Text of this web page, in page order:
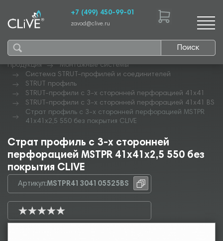
Поиск
+7 (499) 450-99-01
zavod@clive.ru
Продукция
Монтажные системы
Система STRUT-профилей и соединителей
STRUT профиль
STRUT-профили с 3-х сторонней перфорацией 41х41
STRUT-профили с 3-х сторонней перфорацией 41х41 BS
Страт профиль с 3-х сторонней перфорацией MSTPR
41х41х2,5 550 без покрытия CLIVE
Страт профиль с 3-х сторонней
перфорацией MSTPR 41х41х2,5 550 без
покрытия CLIVE
Артикул:MSTPR41304105525BS